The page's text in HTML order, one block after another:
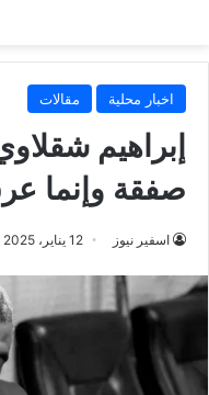
اخبار محلية مقالات
إبراهيم
صفقة وإنما
اسفير نيوز 12 يناير، 2025